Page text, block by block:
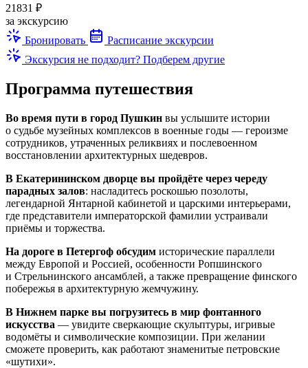
21831 ₽
за экскурсию
Бронировать
Расписание экскурсии
Экскурсия не подходит? Подберем другие
Программа путешествия
Во время пути в город Пушкин вы услышите истории
о судьбе музейных комплексов в военные годы — героизме
сотрудников, утраченных реликвиях и послевоенном
восстановлении архитектурных шедевров.
В Екатерининском дворце вы пройдёте через череду
парадных залов: насладитесь роскошью позолоты,
легендарной Янтарной кабинетой и царскими интерьерами,
где представители императорской фамилии устраивали
приёмы и торжества.
На дороге в Петергоф обсудим исторические параллели
между Европой и Россией, особенности Ропшинского
и Стрельнинского ансамблей, а также превращение финского
побережья в архитектурную жемчужину.
В Нижнем парке вы погрузитесь в мир фонтанного
искусства — увидите сверкающие скульптуры, игривые
водомёты и символические композиции. При желании
сможете проверить, как работают знаменитые петровские
«шутихи».